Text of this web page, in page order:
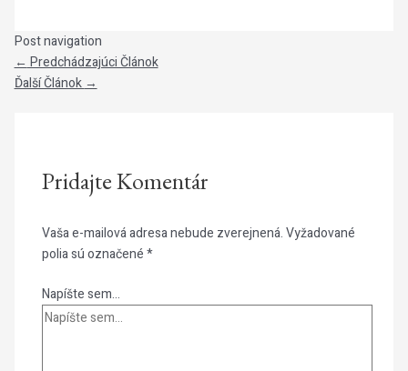
Post navigation
← Predchádzajúci Článok
Ďalší Článok →
Pridajte Komentár
Vaša e-mailová adresa nebude zverejnená.Vyžadované
polia sú označené*
Napíšte sem...